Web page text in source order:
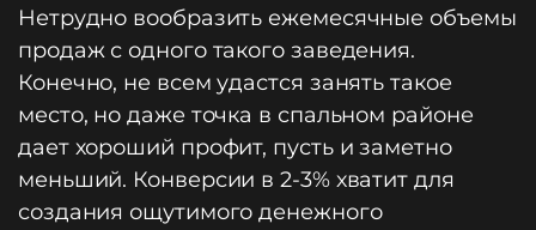
Нетрудно вообразить ежемесячные объемы
продаж с одного такого заведения.
Конечно, не всем удастся занять такое
место, но даже точка в спальном районе
дает хороший профит, пусть и заметно
меньший. Конверсии в 2-3% хватит для
создания ощутимого денежного